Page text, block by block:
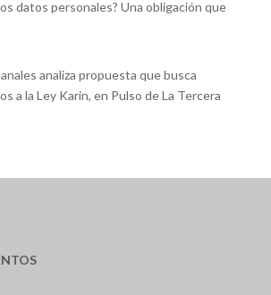
datos personales? Una obligación que
analiza propuesta que busca
a la Ley Karin, en Pulso de La Tercera